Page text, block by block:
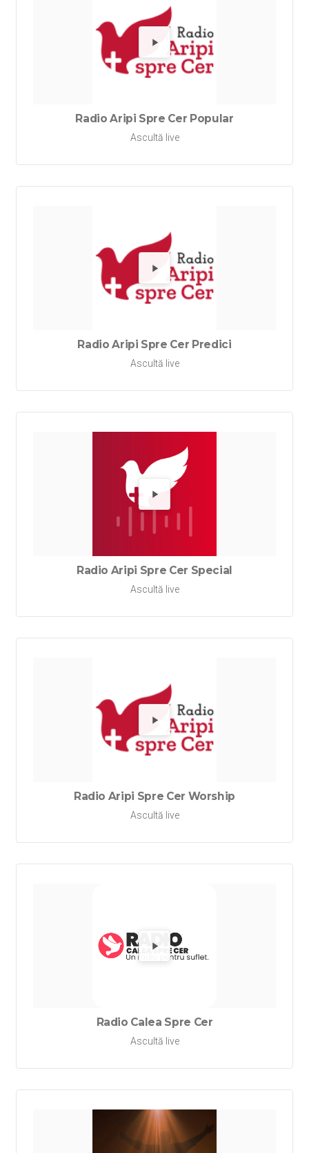
Redă
Radio Aripi Spre Cer Popular
Ascultă live
Redă
Radio Aripi Spre Cer Predici
Ascultă live
Redă
Radio Aripi Spre Cer Special
Ascultă live
Redă
Radio Aripi Spre Cer Worship
Ascultă live
Redă
Radio Calea Spre Cer
Ascultă live